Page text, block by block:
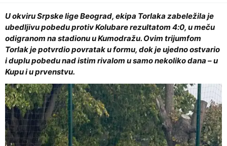
U okviru Srpske lige Beograd, ekipa Torlaka zabeležila je
ubedljivu pobedu protiv Kolubare rezultatom 4:0, u meču
odigranom na stadionu u Kumodražu. Ovim trijumfom
Torlak je potvrdio povratak u formu, dok je ujedno ostvario
i duplu pobedu nad istim rivalom u samo nekoliko dana – u
Kupu i u prvenstvu.